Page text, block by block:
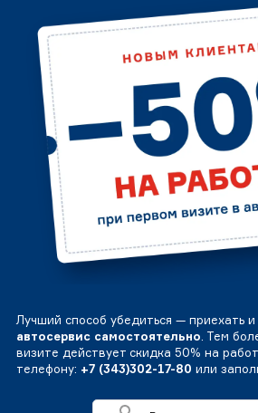
Лучший способ убедиться — приехать и
автосервис самостоятельно. Тем
визите действует скидка 50% на
телефону: +7 (343)302-17-80 или